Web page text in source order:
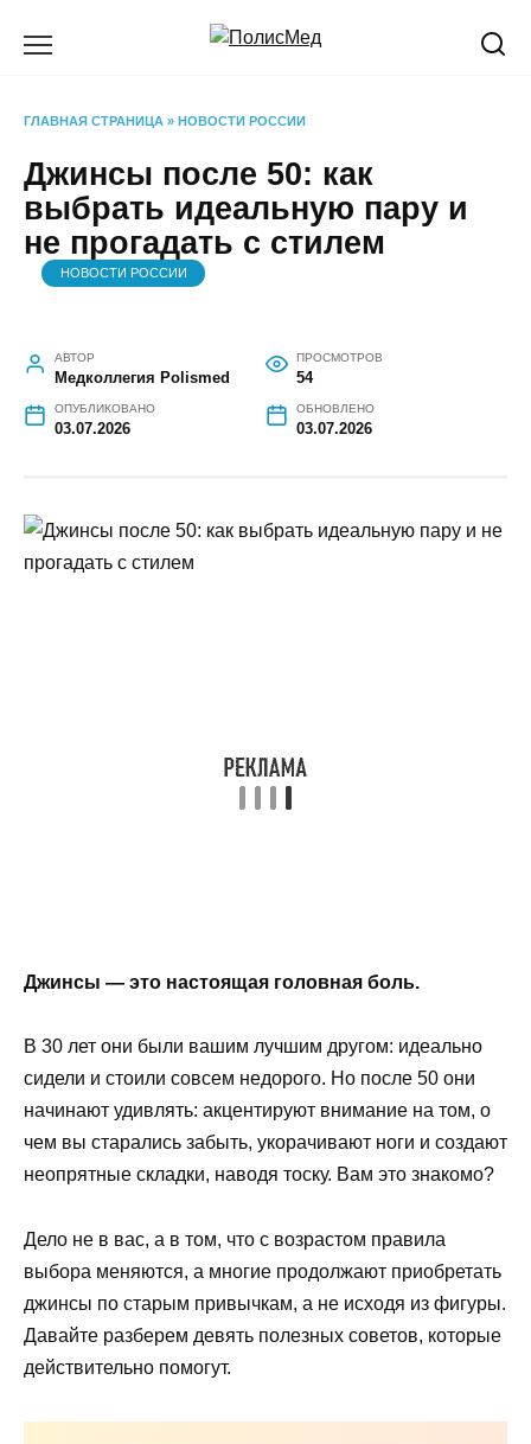
ГЛАВНАЯ СТРАНИЦА » НОВОСТИ РОССИИ
Джинсы после 50: как
выбрать идеальную пару и
не прогадать с стилем
НОВОСТИ РОССИИ
АВТОР
Медколлегия Polismed
ПРОСМОТРОВ
54
ОПУБЛИКОВАНО
03.07.2026
ОБНОВЛЕНО
03.07.2026
Джинсы — это настоящая головная боль.
В 30 лет они были вашим лучшим другом: идеально
сидели и стоили совсем недорого. Но после 50 они
начинают удивлять: акцентируют внимание на том, о
чем вы старались забыть, укорачивают ноги и создают
неопрятные складки, наводя тоску. Вам это знакомо?
Дело не в вас, а в том, что с возрастом правила
выбора меняются, а многие продолжают приобретать
джинсы по старым привычкам, а не исходя из фигуры.
Давайте разберем девять полезных советов, которые
действительно помогут.